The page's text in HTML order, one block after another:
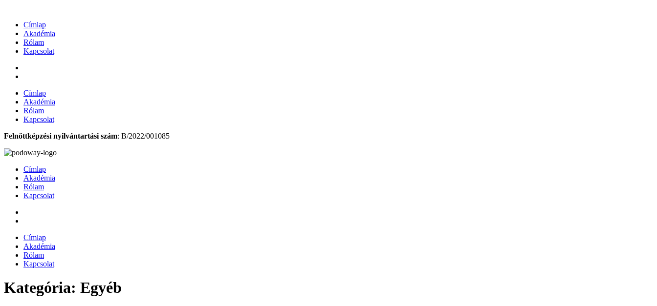
tartalomhoz
Címlap
Akadémia
Rólam
Kapcsolat
Címlap
Akadémia
Rólam
Kapcsolat
Felnőttképzési nyilvántartási szám: B/2022/001085
Címlap
Akadémia
Rólam
Kapcsolat
Címlap
Akadémia
Rólam
Kapcsolat
Kategória: Egyéb